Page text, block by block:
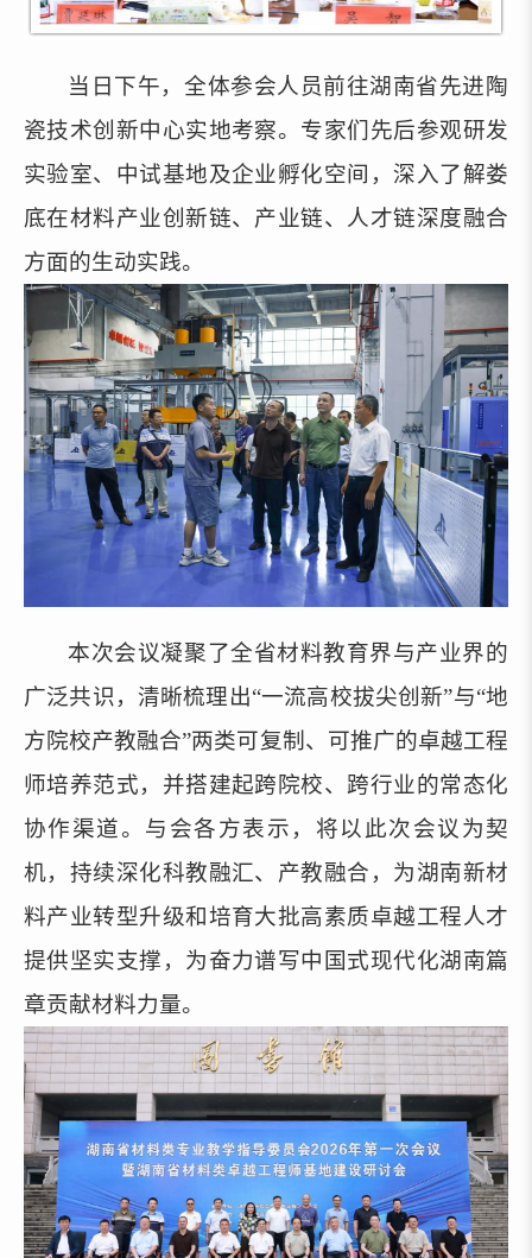
当日下午，全体参会人员前往湖南省先进陶
瓷技术创新中心实地考察。专家们先后参观研发
实验室、中试基地及企业孵化空间，深入了解娄
底在材料产业创新链、产业链、人才链深度融合
方面的生动实践。
本次会议凝聚了全省材料教育界与产业界的
广泛共识，清晰梳理出“一流高校拔尖创新”与“地
方院校产教融合”两类可复制、可推广的卓越工程
师培养范式，并搭建起跨院校、跨行业的常态化
协作渠道。与会各方表示，将以此次会议为契
机，持续深化科教融汇、产教融合，为湖南新材
料产业转型升级和培育大批高素质卓越工程人才
提供坚实支撑，为奋力谱写中国式现代化湖南篇
章贡献材料力量。